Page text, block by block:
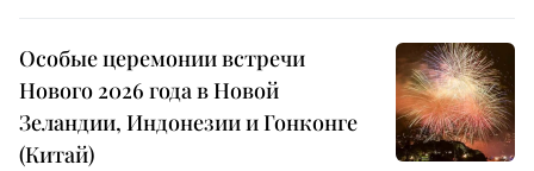
Особые церемонии встречи
Нового 2026 года в Новой
Зеландии, Индонезии и Гонконге
(Китай)